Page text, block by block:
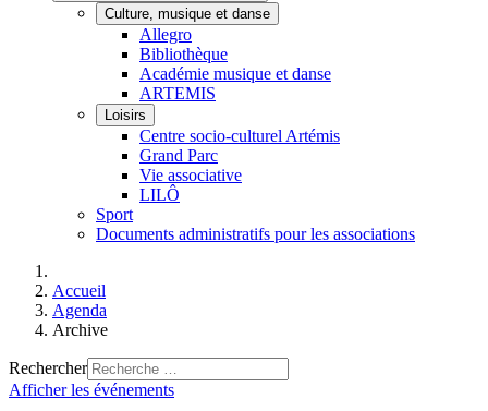
Culture, musique et danse
Allegro
Bibliothèque
Académie musique et danse
ARTEMIS
Loisirs
Centre socio-culturel Artémis
Grand Parc
Vie associative
LILÔ
Sport
Documents administratifs pour les associations
Accueil
Agenda
Archive
Rechercher
Afficher les événements